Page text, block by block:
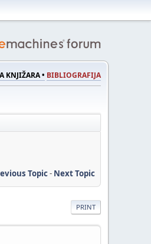
KNJIŽARA • BIBLIOGRAFIJA
Topic- Next Topic
PRINT